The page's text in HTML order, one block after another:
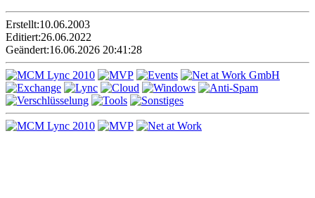
Erstellt:10.06.2003
Editiert:26.06.2022
Geändert:16.06.2026 20:41:28